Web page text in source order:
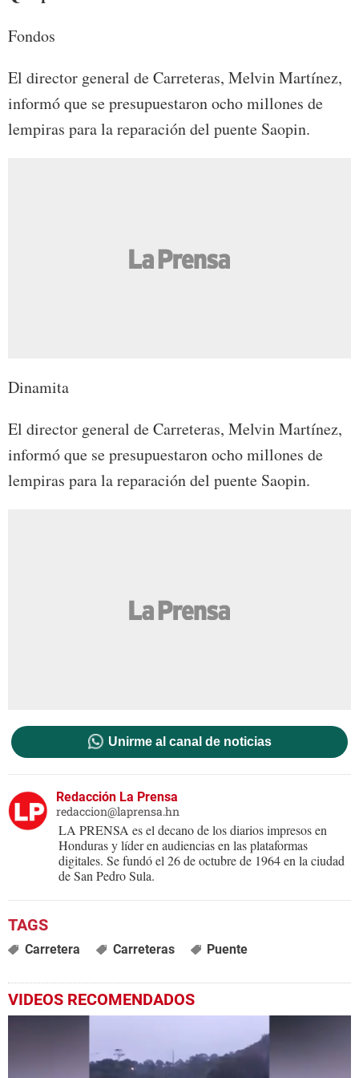
Fondos
El director general de Carreteras, Melvin Martínez,
informó que se presupuestaron ocho millones de
lempiras para la reparación del puente Saopin.
Dinamita
El director general de Carreteras, Melvin Martínez,
informó que se presupuestaron ocho millones de
lempiras para la reparación del puente Saopin.
Unirme al canal de noticias
Redacción La Prensa
redaccion@laprensa.hn
LA PRENSA es el decano de los diarios impresos en
Honduras y líder en audiencias en las plataformas
digitales. Se fundó el 26 de octubre de 1964 en la ciudad
de San Pedro Sula.
Carretera Carreteras Puente
VIDEOS RECOMENDADOS